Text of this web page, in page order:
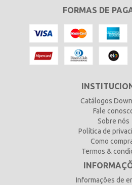
FORMAS DE
Catálogos
Fale
Sobre nós
Política de
Como
Termos &
Informações de